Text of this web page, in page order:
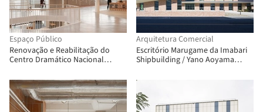
Espaço Público
Renovação e Reabilitação do
Centro Dramático Nacional
Arquitetura Comercial
Escritório Marugame da Imabari
Shipbuilding / Yano Aoyama